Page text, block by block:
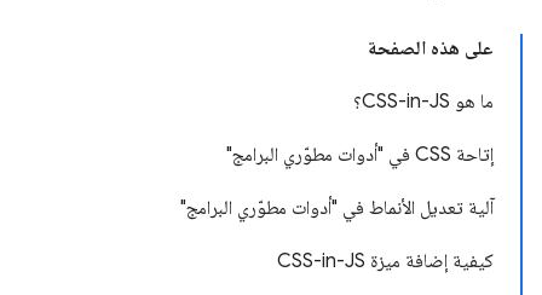
على هذه الصفحة
ما هو CSS-in-JS؟
إتاحة CSS في "أدوات مطوّري البرامج"
آلية تعديل الأنماط في "أدوات مطوّري البرامج"
كيفية إضافة ميزة CSS-in-JS